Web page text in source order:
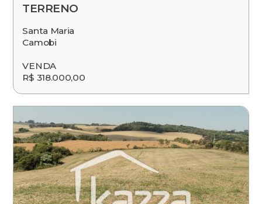
TERRENO
Santa Maria
Camobi
VENDA
R$ 318.000,00